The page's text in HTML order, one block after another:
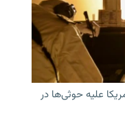
علیه حوثی‌ها در